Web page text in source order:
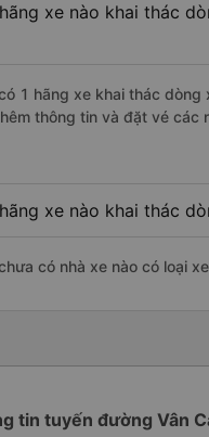
xe nào khai thác
1 hãng xe khai thác
thông tin và đặt vé các
xe nào khai thác
có nhà xe nào có loại
tin tuyến đường Vân